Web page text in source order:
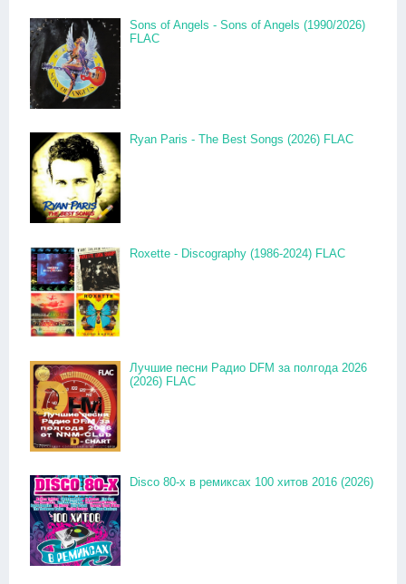
Sons of Angels - Sons of Angels (1990/2026)
FLAC
Ryan Paris - The Best Songs (2026) FLAC
Roxette - Discography (1986-2024) FLAC
Лучшие песни Радио DFM за полгода 2026
(2026) FLAC
Disco 80-x в ремиксах 100 хитов 2016 (2026)